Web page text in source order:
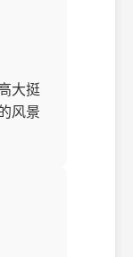
大挺
风景